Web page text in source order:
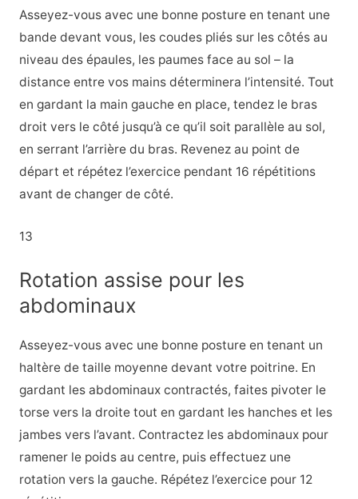
Asseyez-vous avec une bonne posture en tenant une
bande devant vous, les coudes pliés sur les côtés au
niveau des épaules, les paumes face au sol – la
distance entre vos mains déterminera l’intensité. Tout
en gardant la main gauche en place, tendez le bras
droit vers le côté jusqu’à ce qu’il soit parallèle au sol,
en serrant l’arrière du bras. Revenez au point de
départ et répétez l’exercice pendant 16 répétitions
avant de changer de côté.
13
Rotation assise pour les
abdominaux
Asseyez-vous avec une bonne posture en tenant un
haltère de taille moyenne devant votre poitrine. En
gardant les abdominaux contractés, faites pivoter le
torse vers la droite tout en gardant les hanches et les
jambes vers l’avant. Contractez les abdominaux pour
ramener le poids au centre, puis effectuez une
rotation vers la gauche. Répétez l’exercice pour 12